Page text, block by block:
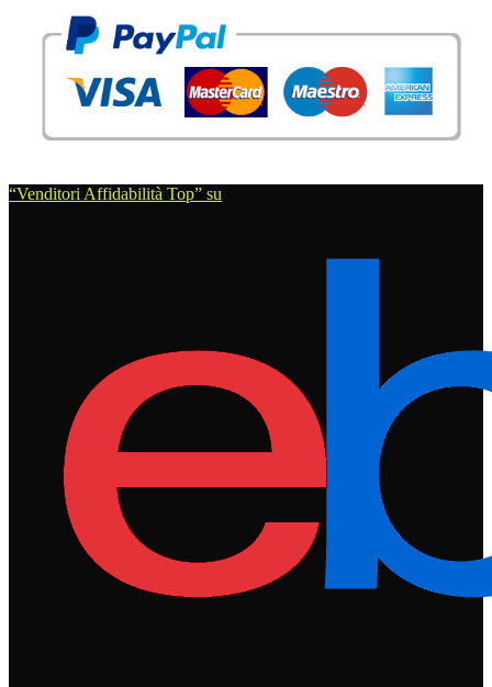
“Venditori Affidabilità Top” su